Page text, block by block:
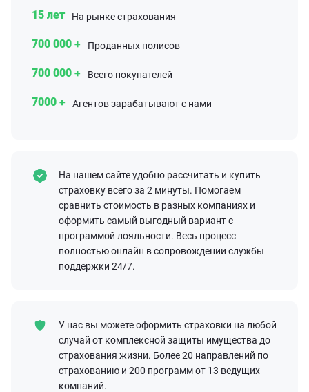
15 лет На рынке страхования
700 000 + Проданных полисов
700 000 + Всего покупателей
7000 + Агентов зарабатывают с нами
На нашем сайте удобно рассчитать и купить
страховку всего за 2 минуты. Помогаем
сравнить стоимость в разных компаниях и
оформить самый выгодный вариант с
программой лояльности. Весь процесс
полностью онлайн в сопровождении службы
поддержки 24/7.
У нас вы можете оформить страховки на любой
случай от комплексной защиты имущества до
страхования жизни. Более 20 направлений по
страхованию и 200 программ от 13 ведущих
компаний.